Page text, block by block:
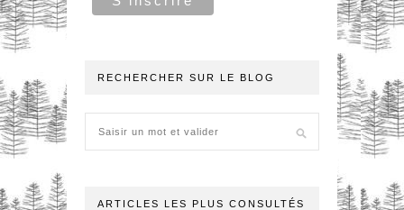
RECHERCHER SUR LE BLOG
ARTICLES LES PLUS CONSULTÉS